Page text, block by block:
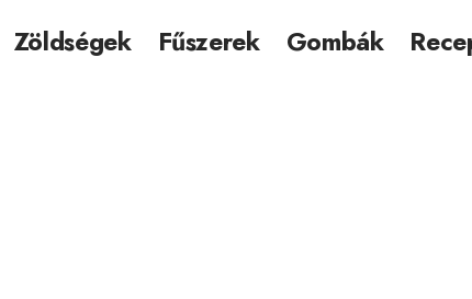
Zöldségek Fűszerek Gombák